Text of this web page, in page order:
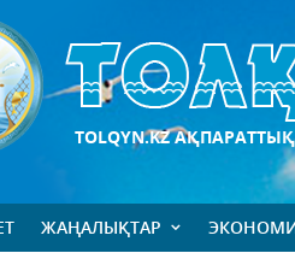
TOLQYN.KZ АҚПАРАТТЫҚ
ЖАҢАЛЫҚТАР